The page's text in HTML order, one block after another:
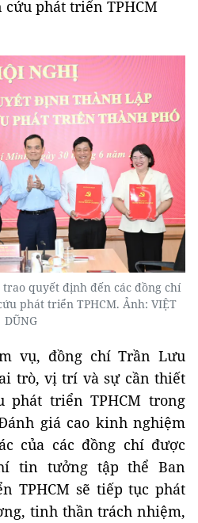
phát triển TPHCM
quyết định đến các đồng chí
phát triển TPHCM. Ảnh: VIỆT
DŨNG
vụ, đồng chí Trần Lưu
trò, vị trí và sự cần thiết
phát triển TPHCM trong
giá cao kinh nghiệm
của các đồng chí được
tin tưởng tập thể Ban
TPHCM sẽ tiếp tục phát
tinh thần trách nhiệm,